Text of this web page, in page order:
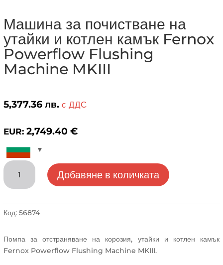
Машина за почистване на
утайки и котлен камък Fernox
Powerflow Flushing
Machine MKIII
5,377.36 лв. с ДДС
EUR: 2,749.40 €
количество
Машина
почистване
Добавяне в количката
Код: 56874
Помпа за отстраняване на корозия, утайки и котлен камък
Fernox Powerflow Flushing Machine MKIII.